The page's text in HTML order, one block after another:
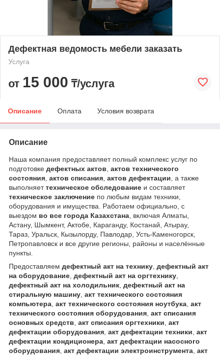
Дефектная ведомость мебели заказать
Услуга
от 15 000 ₸/услуга
Описание Оплата Условия возврата
Описание
Наша компания предоставляет полный комплекс услуг по
подготовке дефектных актов актов технического
состояния актов списания актов дефектации , а также
выполняеттехническое обследование и составляет
техническое заключение по любым видам техники,
оборудования и имущества. Работаем официально, с
выездом во все города Казахстана , включая Алматы,
Астану, Шымкент, Актобе, Караганду, Костанай, Атырау,
Тараз, Уральск, Кызылорду, Павлодар, Усть-Каменогорск,
Петропавловск и все другие регионы, районы и населённые
пункты.
Предоставляем дефектный акт на технику дефектный акт
на оборудование дефектный акт на оргтехнику
дефектный акт на холодильник дефектный акт на
стиральную машину акт технического состояния
компьютера акт технического состояния ноутбука акт
технического состояния оборудования акт списания
основных средств акт списания оргтехники акт
дефектации оборудования акт дефектации техники акт
дефектации кондиционера акт дефектации насосного
оборудования акт дефектации электроинструмента акт